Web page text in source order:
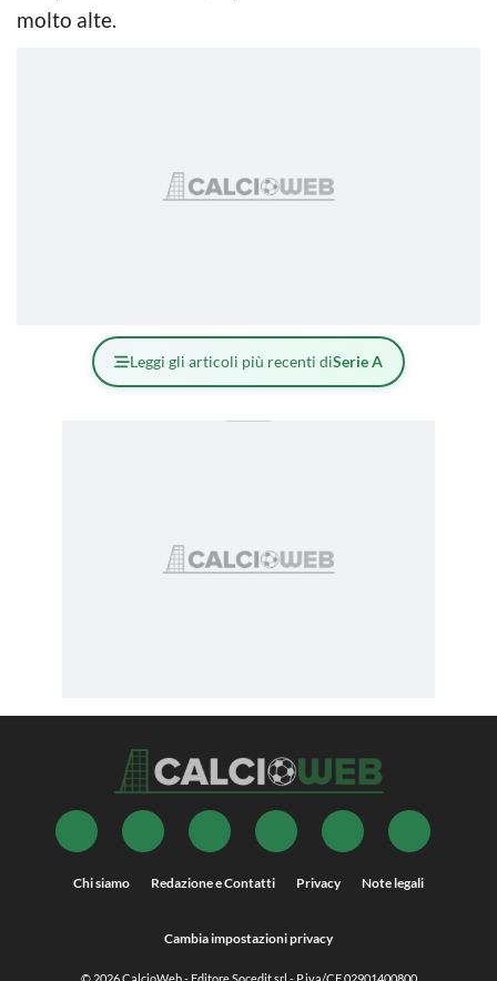
molto alte.
Leggi gli articoli più recenti diSerie A
Chi siamo Redazione e Contatti Privacy Note legali
Cambia impostazioni privacy